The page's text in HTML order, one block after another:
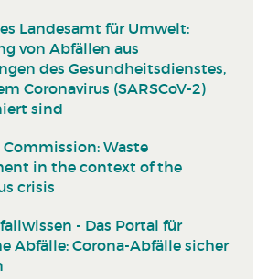
Landesamt für Umwelt:
von Abfällen aus
des Gesundheitsdienstes,
Coronavirus (SARSCoV-2)
sind
Commission: Waste
in the context of the
crisis
- Das Portal für
Abfälle: Corona-Abfälle sicher